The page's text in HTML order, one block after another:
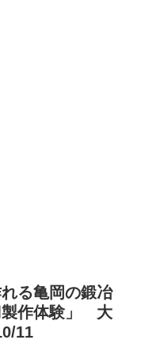
る亀岡の鍛冶
製作体験」 大
11